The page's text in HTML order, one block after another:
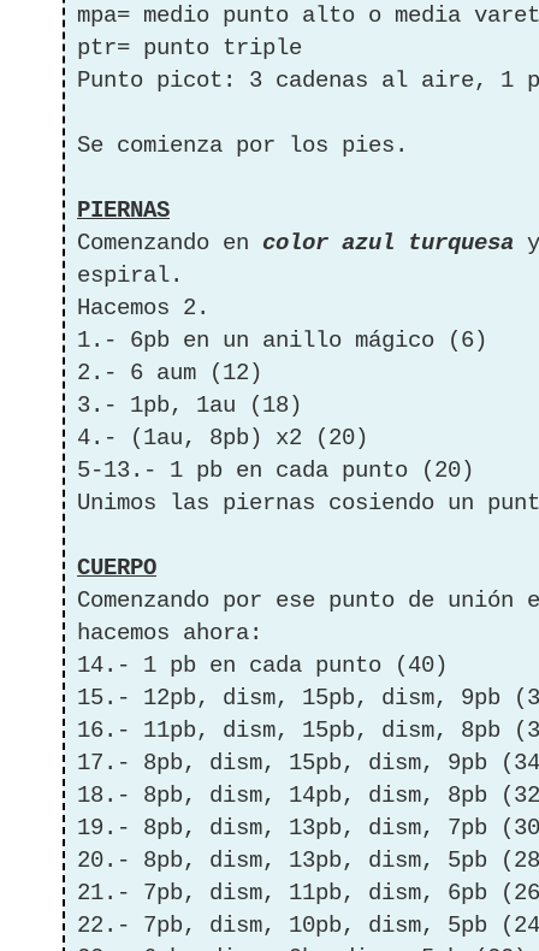
mpa= medio punto alto o media
ptr= punto triple
Punto picot: 3 cadenas al aire, 1
Se comienza por los pies.
PIERNAS
Comenzando en color azul turquesa
espiral.
Hacemos 2.
1.- 6pb en un anillo mágico (6)
2.- 6 aum (12)
3.- 1pb, 1au (18)
4.- (1au, 8pb) x2 (20)
5-13.- 1 pb en cada punto (20)
Unimos las piernas cosiendo un
CUERPO
Comenzando por ese punto de
hacemos ahora:
14.- 1 pb en cada punto (40)
15.- 12pb, dism, 15pb, dism, 9pb
16.- 11pb, dism, 15pb, dism, 8pb
17.- 8pb, dism, 15pb, dism, 9pb
18.- 8pb, dism, 14pb, dism, 8pb
19.- 8pb, dism, 13pb, dism, 7pb
20.- 8pb, dism, 13pb, dism, 5pb
21.- 7pb, dism, 11pb, dism, 6pb
22.- 7pb, dism, 10pb, dism, 5pb